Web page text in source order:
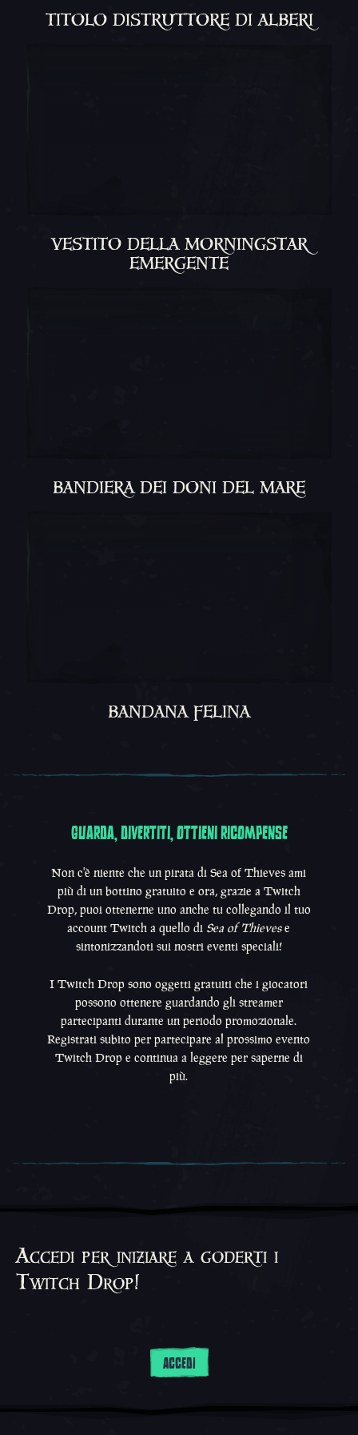
TITOLO DISTRUTTORE DI ALBERI
VESTITO DELLA MORNINGSTAR
EMERGENTE
BANDIERA DEI DONI DEL MARE
BANDANA FELINA
Guarda, divertiti, ottieni
GUARDA, DIVERTITI, OTTIENI RICOMPENSE
Non c'è niente che un pirata di Sea of Thieves ami
più di un bottino gratuito e ora, grazie a Twitch
Drop, puoi ottenerne uno anche tu collegando il tuo
account Twitch a quello di Sea of Thievese
sintonizzandoti sui nostri eventi speciali!
I Twitch Drop sono oggetti gratuiti che i giocatori
possono ottenere guardando gli streamer
partecipanti durante un periodo promozionale.
Registrati subito per partecipare al prossimo evento
Twitch Drop e continua a leggere per saperne di
più.
Accedi per iniziare a goderti i
Twitch Drop!
ACCEDI